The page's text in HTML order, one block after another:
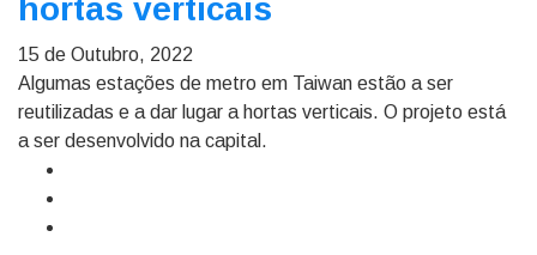
hortas verticais
15 de Outubro, 2022
Algumas estações de metro em Taiwan estão a ser
reutilizadas e a dar lugar a hortas verticais. O projeto está
a ser desenvolvido na capital.